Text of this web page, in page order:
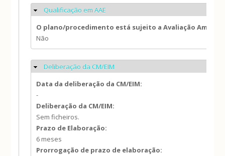
Ocultar
Qualificação em AAE
O plano/procedimento está sujeito a Avaliação
Não
Ocultar
Deliberação da CM/EIM
Data da deliberação da CM/EIM:
-
Deliberação da CM/EIM:
Sem ficheiros.
Prazo de Elaboração:
6 meses
Prorrogação de prazo de elaboração: